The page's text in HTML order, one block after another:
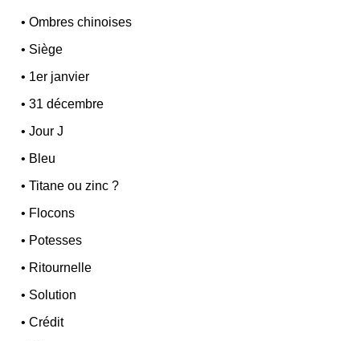
•Ombres chinoises
• Siège
• 1er janvier
•31 décembre
•Jour J
• Bleu
•Titane ou zinc ?
• Flocons
• Potesses
• Ritournelle
• Solution
•Crédit